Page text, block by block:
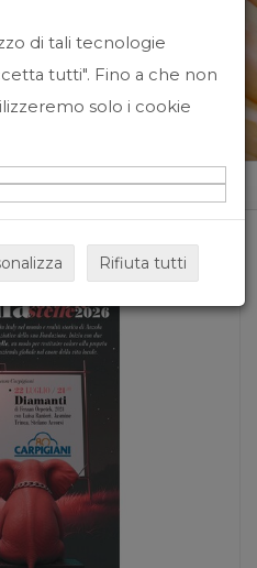
Sotto Le Stelle!
di tali tecnologie
tutti". Fino a che non
solo i cookie
Rifiuta tutti